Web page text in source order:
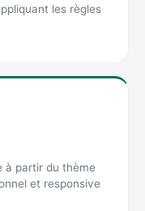
les règles
à partir du thème
et responsive